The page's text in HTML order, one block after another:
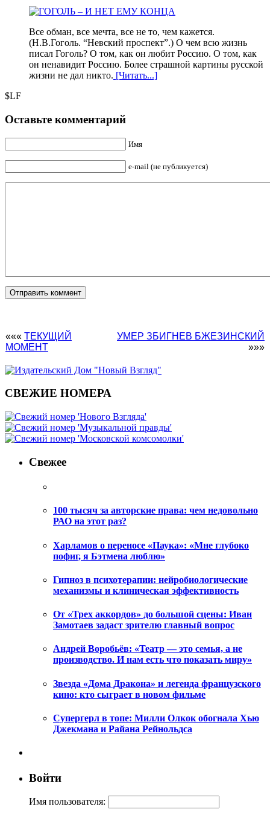
Все обман, все мечта, все не то, чем кажется.
(Н.В.Гоголь. “Невский проспект”.) О чем всю жизнь
писал Гоголь? О том, как он любит Россию. О том, как
он ненавидит Россию. Более страшной картины русской
жизни не дал никто. [Читать...]
$LF
Оставьте комментарий
Имя
e-mail (не публикуется)
««« ТЕКУЩИЙ
МОМЕНТ
УМЕР ЗБИГНЕВ БЖЕЗИНСКИЙ
»»»
СВЕЖИЕ НОМЕРА
Свежее
100 тысяч за авторские права: чем недовольно
РАО на этот раз?
Харламов о переносе «Паука»: «Мне глубоко
пофиг, я Бэтмена люблю»
Гипноз в психотерапии: нейробиологические
механизмы и клиническая эффективность
От «Трех аккордов» до большой сцены: Иван
Замотаев задаст зрителю главный вопрос
Андрей Воробьёв: «Театр — это семья, а не
производство. И нам есть что показать миру»
Звезда «Дома Дракона» и легенда французского
кино: кто сыграет в новом фильме
Супергерл в топе: Милли Олкок обогнала Хью
Джекмана и Райана Рейнольдса
Войти
Имя пользователя: